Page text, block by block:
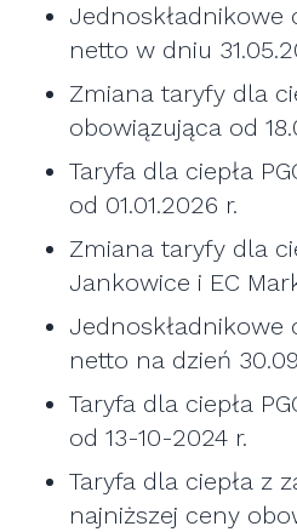
Jednoskładnikowe
netto w dniu
Zmiana taryfy dla
obowiązująca od
Taryfa dla ciepła
od 01.01.2026 r.
Zmiana taryfy dla
Jankowice i EC
Jednoskładnikowe
netto na dzień
Taryfa dla ciepła
od 13-10-2024 r.
Taryfa dla ciepła z
najniższej ceny